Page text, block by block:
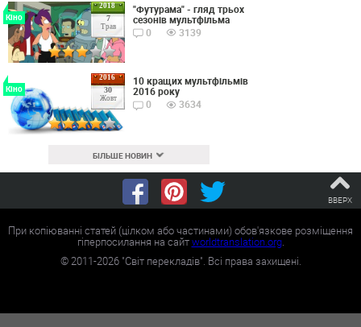
2018
7
Трав
Кіно
"Футурама" - гляд трьох
сезонів мультфільма
0
3139
2016
30
Жовт
Кіно
10 кращих мультфільмів
2016 року
0
3634
БІЛЬШЕ НОВИН
ВВЕРХ
При копіюванні статей (цілком або частинами) обов'язкове розміщення
гіперпосилання на сайтworldtranslation.org.
©2011-2026"Світ перекладів". Всі права захищені.